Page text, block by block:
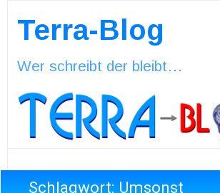
Terra-Blog
Wer schreibt der bleibt…
Schlagwort: Umsonst